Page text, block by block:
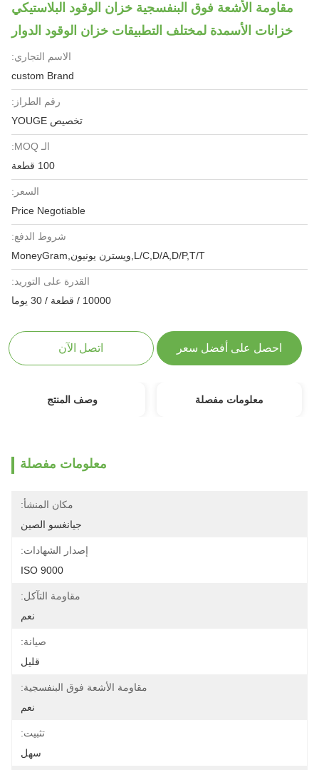
مقاومة الأشعة فوق البنفسجية خزان الوقود البلاستيكي
خزانات الأسمدة لمختلف التطبيقات خزان الوقود الدوار
الاسم التجاري:
custom Brand
رقم الطراز:
تخصيص YOUGE
الـ MOQ:
100 قطعة
السعر:
Price Negotiable
شروط الدفع:
L/C,D/A,D/P,T/T,ويسترن يونيون,MoneyGram
القدرة على التوريد:
10000 / قطعة / 30 يوما
احصل على أفضل سعر اتصل الآن
معلومات مفصلة وصف المنتج
معلومات مفصلة
مكان المنشأ:
جيانغسو الصين
إصدار الشهادات:
ISO 9000
مقاومة التآكل:
نعم
صيانة:
قليل
مقاومة الأشعة فوق البنفسجية:
نعم
تثبيت:
سهل